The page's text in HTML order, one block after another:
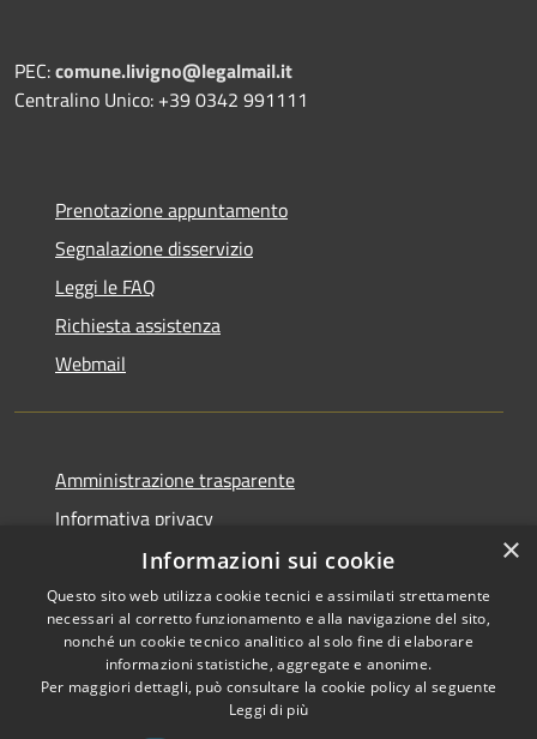
PEC:comune.livigno@legalmail.it
Centralino Unico: +39 0342 991111
Prenotazione appuntamento
Segnalazione disservizio
Leggi le FAQ
Richiesta assistenza
Webmail
Amministrazione trasparente
Informativa privacy
Dichiarazione di accessibilità
Whistleblowing - segnalazione illeciti
×
Informazioni sui cookie
Questo sito web utilizza cookie tecnici e assimilati strettamente
necessari al corretto funzionamento e alla navigazione del sito,
nonché un cookie tecnico analitico al solo fine di elaborare
informazioni statistiche, aggregate e anonime.
Per maggiori dettagli, può consultare la cookie policy al seguente
Leggi di più